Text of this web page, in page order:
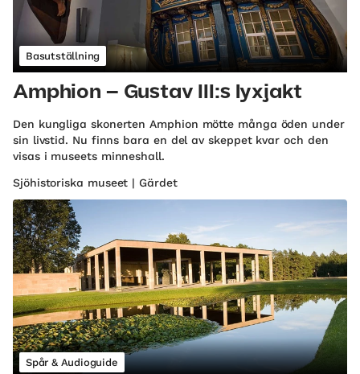
Basutställning
Amphion – Gustav III:s lyxjakt
Den kungliga skonerten Amphion mötte många öden under
sin livstid. Nu finns bara en del av skeppet kvar och den
visas i museets minneshall.
Sjöhistoriska museet | Gärdet
Spår & Audioguide